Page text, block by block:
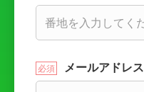
メールアドレス